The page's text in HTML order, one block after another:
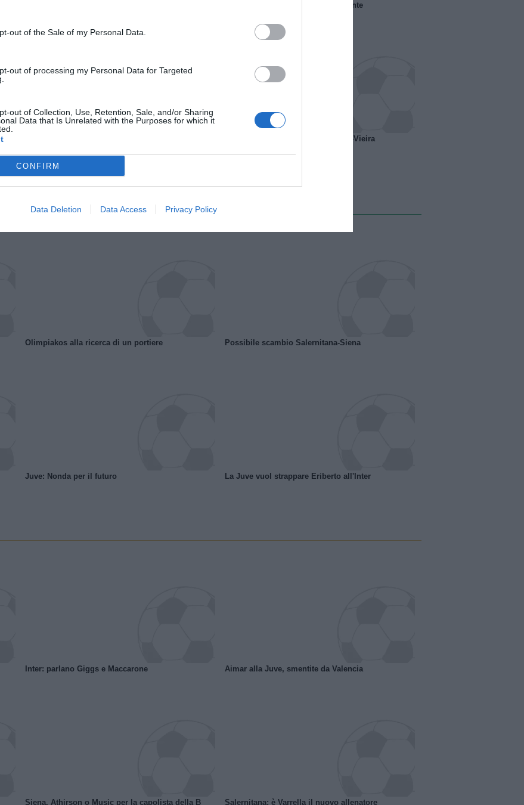
out of the Sale of my Personal Data.
out of processing my Personal Data for Targeted
out of Collection, Use, Retention, Sale, and/or Sharing
Data that Is Unrelated with the Purposes for which it
CONFIRM
Data Deletion Data Access Privacy Policy
Francia, il Marsiglia senza presidente
A gennaio ipotesi scambio Davids-Vieira
Olimpiakos alla ricerca di un portiere Possibile scambio Salernitana-Siena
Juve: Nonda per il futuro La Juve vuol strappare Eriberto all'Inter
Inter: parlano Giggs e Maccarone Aimar alla Juve, smentite da Valencia
Siena, Athirson o Music per la capolista della B Salernitana: è Varrella il nuovo allenatore